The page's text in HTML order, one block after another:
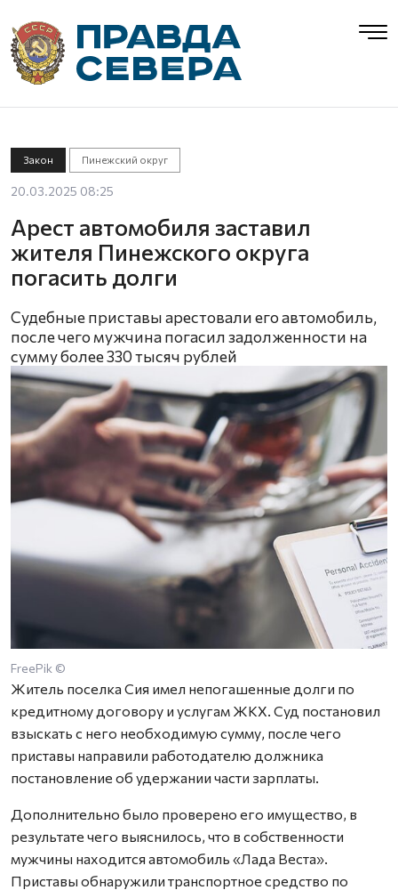
Закон Пинежский округ
20.03.2025 08:25
Арест автомобиля заставил
жителя Пинежского округа
погасить долги
Судебные приставы арестовали его автомобиль,
после чего мужчина погасил задолженности на
сумму более 330 тысяч рублей
FreePik ©
Житель поселка Сия имел непогашенные долги по
кредитному договору и услугам ЖКХ. Суд постановил
взыскать с него необходимую сумму, после чего
приставы направили работодателю должника
постановление об удержании части зарплаты.
Дополнительно было проверено его имущество, в
результате чего выяснилось, что в собственности
мужчины находится автомобиль «Лада Веста».
Приставы обнаружили транспортное средство по